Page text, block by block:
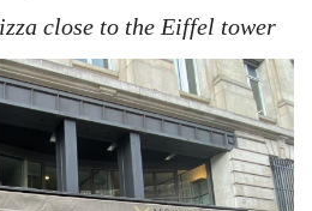
close to the Eiffel tower